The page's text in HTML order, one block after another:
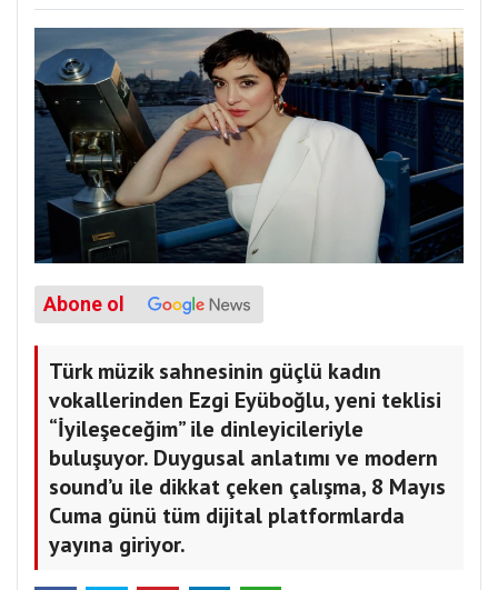
Abone ol
Türk müzik sahnesinin güçlü kadın
vokallerinden Ezgi Eyüboğlu, yeni teklisi
“İyileşeceğim” ile dinleyicileriyle
buluşuyor. Duygusal anlatımı ve modern
sound’u ile dikkat çeken çalışma, 8 Mayıs
Cuma günü tüm dijital platformlarda
yayına giriyor.